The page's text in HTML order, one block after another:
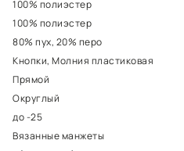
100% полиэстер
100% полиэстер
80% пух, 20% перо
Кнопки, Молния пластиковая
Прямой
Округлый
до -25
Вязанные манжеты